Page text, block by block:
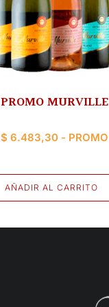
PROMO MURVILLE
$ 6.483,30 - PROMO
AÑADIR AL CARRITO